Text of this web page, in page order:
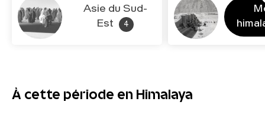
Asie du Sud-
Est
4
À cette période en Himalaya